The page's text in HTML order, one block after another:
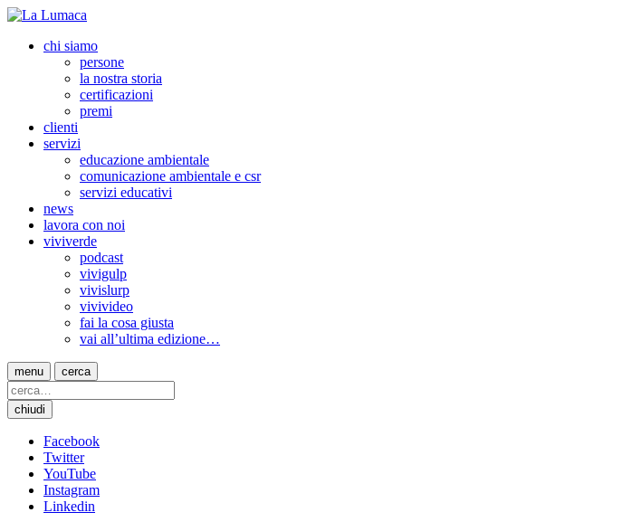
chi siamo
persone
la nostra storia
certificazioni
premi
clienti
servizi
educazione ambientale
comunicazione ambientale e csr
servizi educativi
news
lavora con noi
viviverde
podcast
vivigulp
vivislurp
vivivideo
fai la cosa giusta
vai all’ultima edizione…
menu cerca
chiudi
Facebook
Twitter
YouTube
Instagram
Linkedin